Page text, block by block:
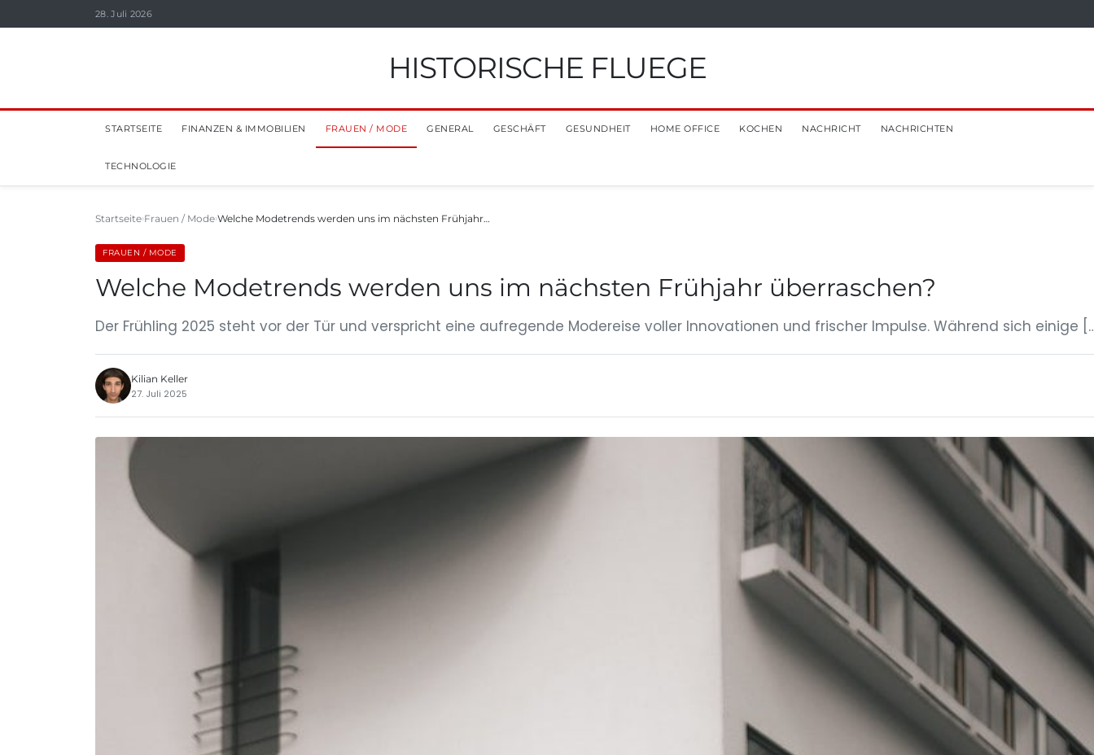
28. Juli 2026
HISTORISCHE FLUEGE
STARTSEITE FINANZEN & IMMOBILIEN FRAUEN / MODE GENERAL GESCHÄFT GESUNDHEIT HOME OFFICE KOCHEN NACHRICHT NACHRICHTEN
TECHNOLOGIE
Startseite Frauen / Mode Welche Modetrends werden uns im nächsten Frühjahr…
FRAUEN / MODE
Welche Modetrends werden uns im nächsten Frühjahr überraschen?
Der Frühling 2025 steht vor der Tür und verspricht eine aufregende Modereise voller Innovationen und frischer Impulse. Während sich einige
Kilian Keller
27. Juli 2025